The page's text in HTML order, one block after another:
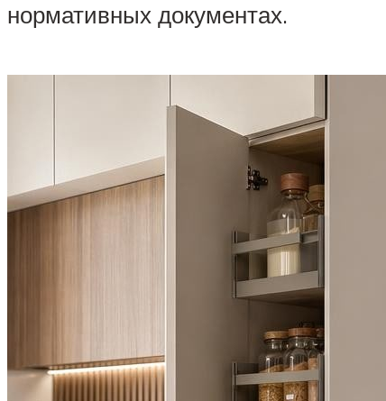
нормативных документах.